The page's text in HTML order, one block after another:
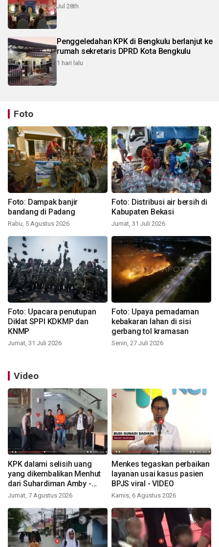
Jul 28th
Penggeledahan KPK di Bengkulu berlanjut ke
rumah sekretaris DPRD Kota Bengkulu
1 hari lalu
Foto
Foto: Dampak banjir
bandang di Padang
Rabu, 5 Agustus 2026
Foto: Distribusi air bersih di
Kabupaten Bekasi
Jumat, 31 Juli 2026
Foto: Upacara penutupan
Diklat SPPI KDKMP dan
KNMP
Jumat, 31 Juli 2026
Foto: Upaya pemadaman
kebakaran lahan di sisi
gerbang tol kramasan
Senin, 27 Juli 2026
Video
KPK dalami selisih uang
yang dikembalikan Menhut
dari Suhardiman Amby -
VIDEO
Jumat, 7 Agustus 2026
Menkes tegaskan perbaikan
layanan usai kasus pasien
BPJS viral - VIDEO
Kamis, 6 Agustus 2026